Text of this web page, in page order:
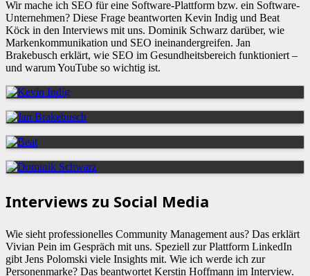
Wir mache ich SEO für eine Software-Plattform bzw. ein Software-
Unternehmen? Diese Frage beantworten Kevin Indig und Beat
Köck in den Interviews mit uns. Dominik Schwarz darüber, wie
Markenkommunikation und SEO ineinandergreifen. Jan
Brakebusch erklärt, wie SEO im Gesundheitsbereich funktioniert –
und warum YouTube so wichtig ist.
Interviews zu Social Media
Wie sieht professionelles Community Management aus? Das erklärt
Vivian Pein im Gespräch mit uns. Speziell zur Plattform LinkedIn
gibt Jens Polomski viele Insights mit. Wie ich werde ich zur
Personenmarke? Das beantwortet Kerstin Hoffmann im Interview.